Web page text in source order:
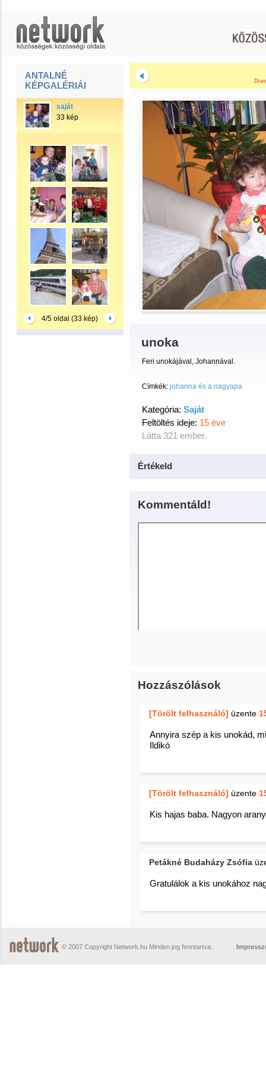
ANTALNÉ
KÉPGALÉRIÁI
saját
33 kép
4/5 oldal (33 kép)
unoka
Feri unokájával, Johannával.
Címkék: johanna és a nagyapa
Kategória: Saját
Feltöltés ideje: 15 éve
Látta 321 ember.
Értékeld
Kommentáld!
Hozzászólások
[Törölt felhasználó] üzente
Annyira szép a kis unokád,
Ildikó
[Törölt felhasználó] üzente
Kis hajas baba. Nagyon
Petákné Budaházy Zsófia
Gratulálok a kis unokához
© 2007 Copyright Network.hu Minden jog fenntartva.